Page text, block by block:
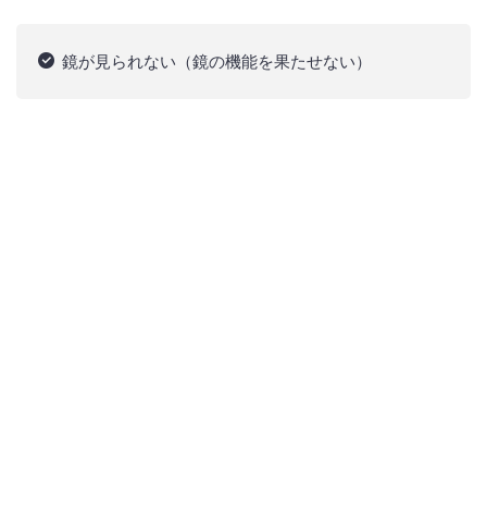
鏡が見られない（鏡の機能を果たせない）